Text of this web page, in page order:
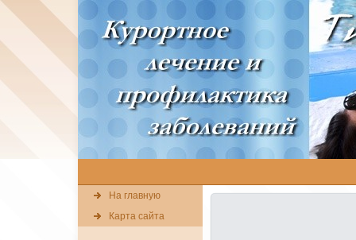
На главную
Карта сайта